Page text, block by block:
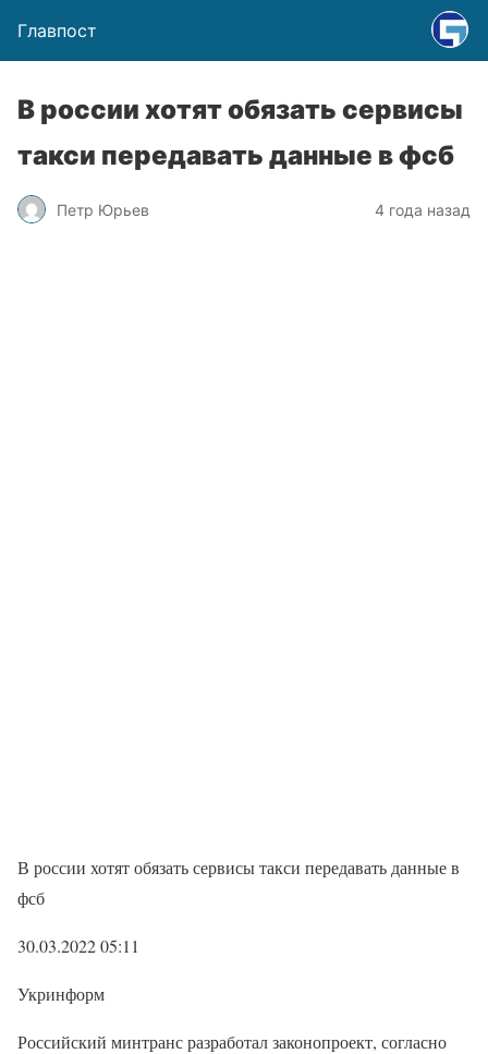
Главпост
В россии хотят обязать сервисы
такси передавать данные в фсб
Петр Юрьев 4 года назад
В россии хотят обязать сервисы такси передавать данные в
фсб
30.03.2022 05:11
Укринформ
Российский минтранс разработал законопроект, согласно